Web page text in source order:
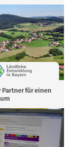
Partner für einen